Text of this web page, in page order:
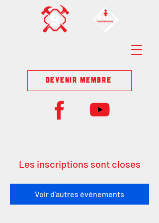
DEVENIR MEMBRE
Les inscriptions sont closes
Voir d'autres événements